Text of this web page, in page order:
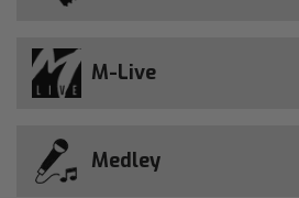
M-Live
Medley